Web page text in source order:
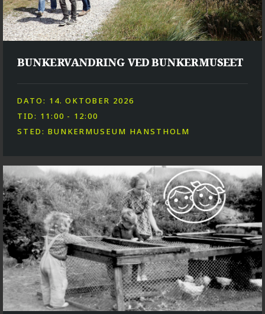
BUNKERVANDRING VED BUNKERMUSEET
DATO: 14. OKTOBER 2026
TID: 11:00 - 12:00
STED: BUNKERMUSEUM HANSTHOLM